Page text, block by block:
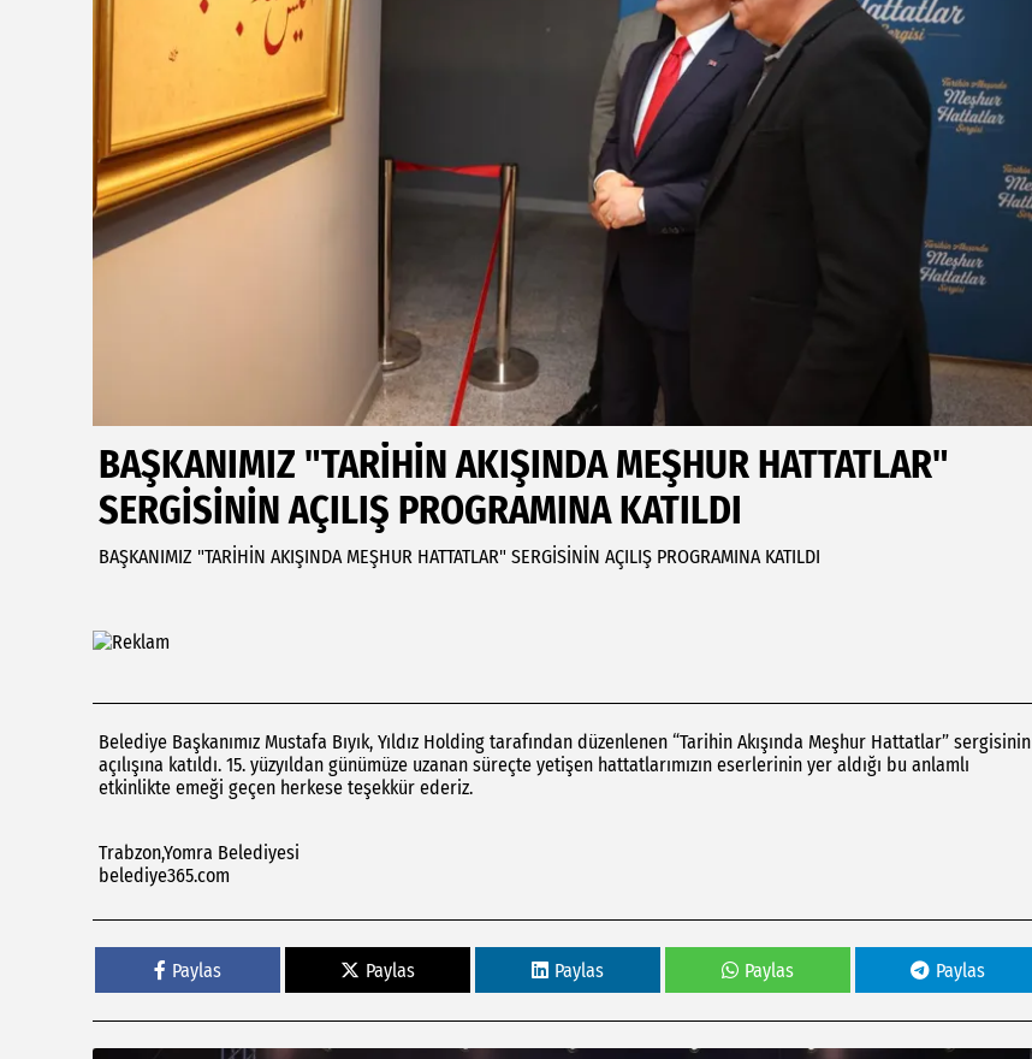
BAŞKANIMIZ "TARİHİN AKIŞINDA MEŞHUR HATTATLAR"
SERGİSİNİN AÇILIŞ PROGRAMINA KATILDI
BAŞKANIMIZ "TARİHİN AKIŞINDA MEŞHUR HATTATLAR" SERGİSİNİN AÇILIŞ PROGRAMINA KATILDI
Belediye Başkanımız Mustafa Bıyık, Yıldız Holding tarafından düzenlenen “Tarihin Akışında Meşhur Hattatlar” sergisinin
açılışına katıldı. 15. yüzyıldan günümüze uzanan süreçte yetişen hattatlarımızın eserlerinin yer aldığı bu anlamlı
etkinlikte emeği geçen herkese teşekkür ederiz.
Trabzon,Yomra Belediyesi
belediye365.com
Paylas Paylas Paylas Paylas Paylas